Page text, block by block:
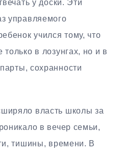
у доски. Эти
управляемого
учился тому, что
в лозунгах, но и в
сохранности
власть школы за
в вечер семьи,
тишины, времени. В